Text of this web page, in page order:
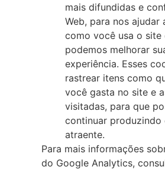
mais difundidas e
Web, para nos ajudar
como você usa o site
podemos melhorar
experiência. Esses
rastrear itens como
você gasta no site e
visitadas, para que
continuar produzindo
atraente.
Para mais informações
do Google Analytics,